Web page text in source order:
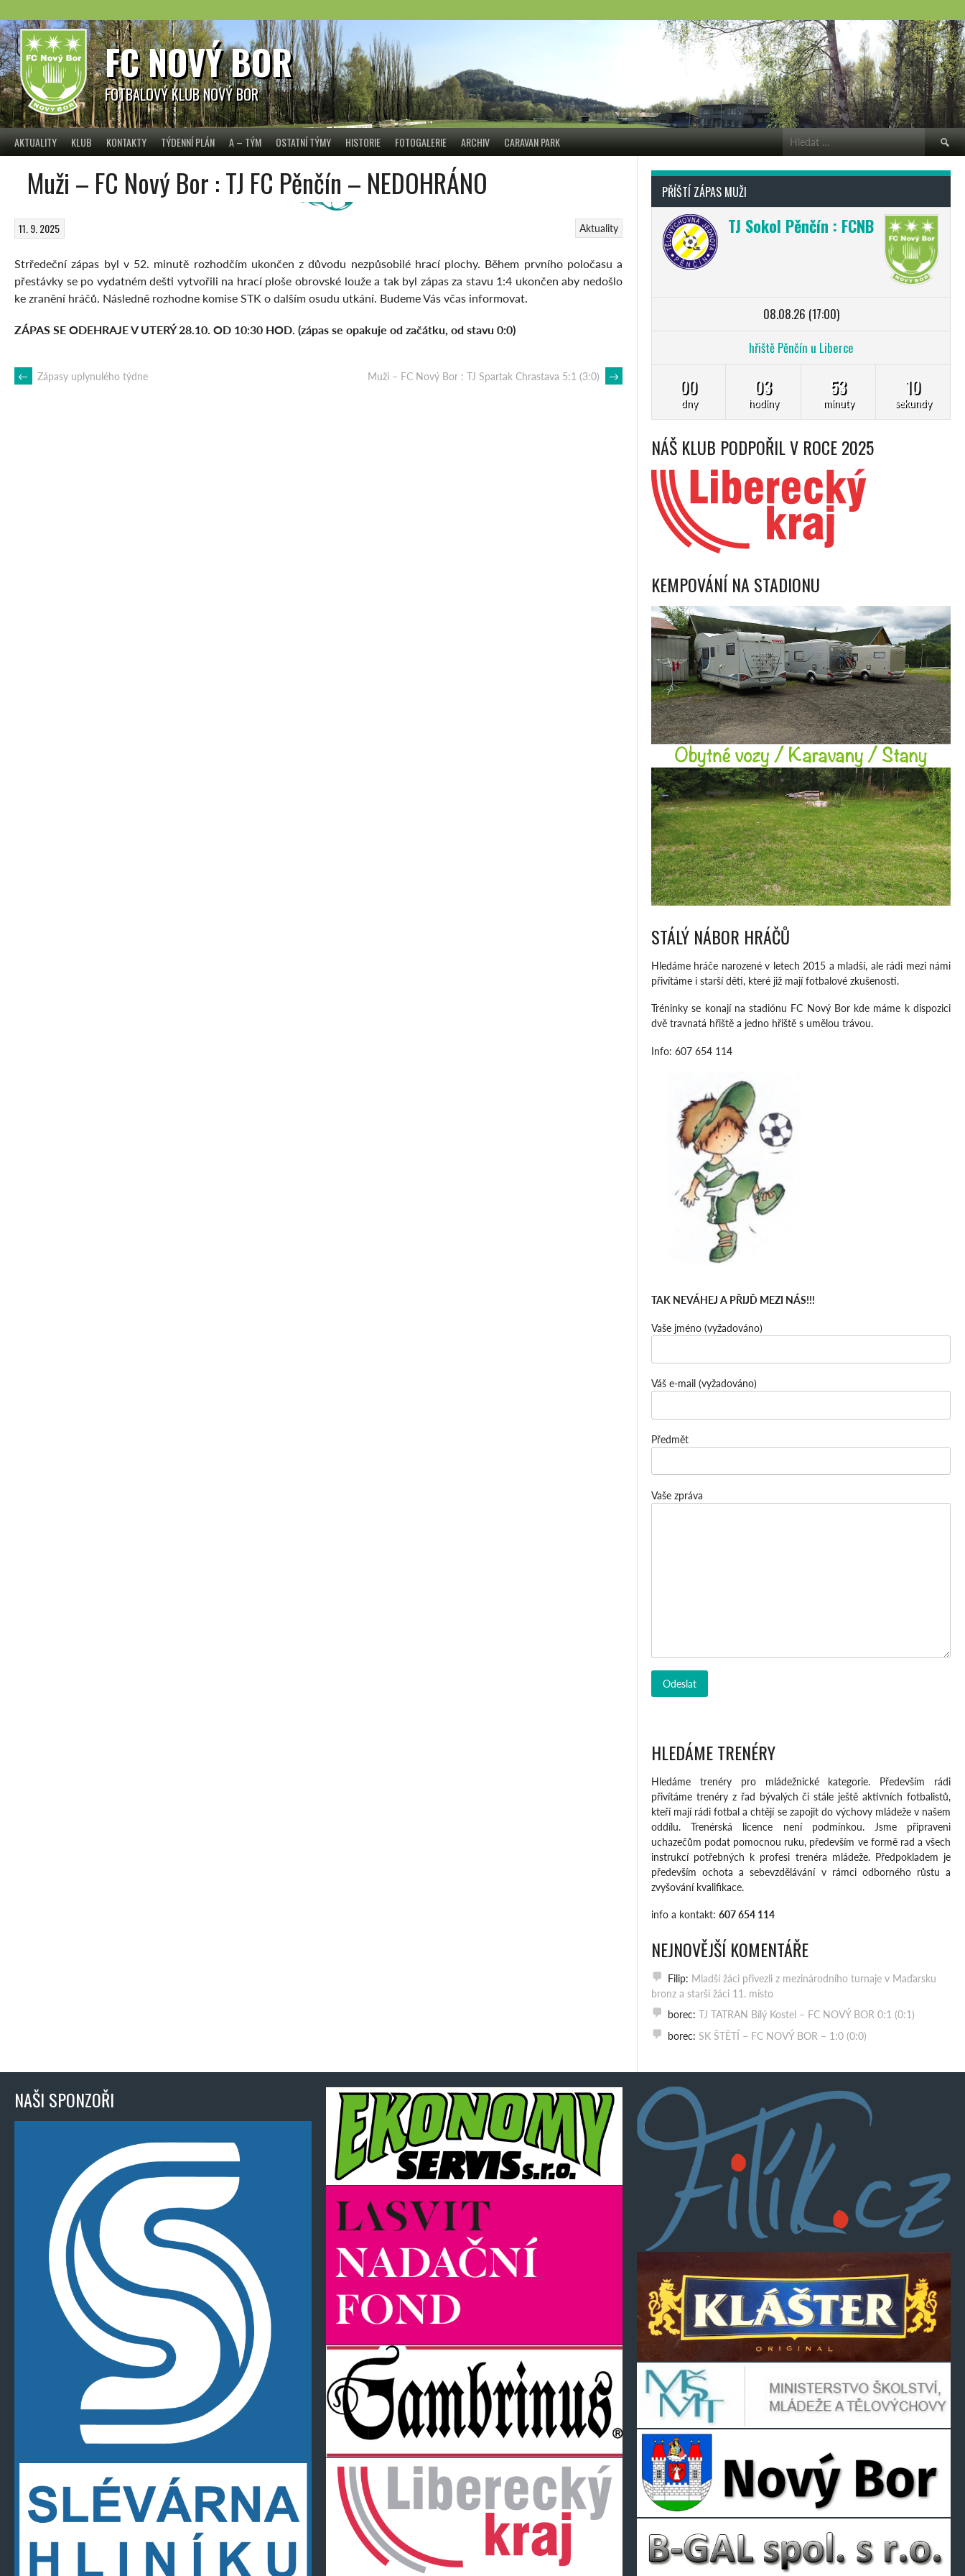
to
content
FC NOVÝ BOR
FOTBALOVÝ KLUB NOVÝ BOR
AKTUALITY KLUB KONTAKTY TÝDENNÍ PLÁN A – TÝM OSTATNÍ TÝMY HISTORIE FOTOGALERIE ARCHIV CARAVAN PARK
Muži – FC Nový Bor : TJ FC Pěnčín – NEDOHRÁNO
Aktuality
11. 9. 2025
Strředeční zápas byl v 52. minutě rozhodčím ukončen z důvodu nezpůsobilé hrací plochy. Během prvního poločasu a
přestávky se po vydatném dešti vytvořili na hrací ploše obrovské louže a tak byl zápas za stavu 1:4 ukončen aby nedošlo
ke zranění hráčů. Následně rozhodne komise STK o dalším osudu utkání. Budeme Vás včas informovat.
ZÁPAS SE ODEHRAJE V UTERÝ 28.10. OD 10:30 HOD. (zápas se opakuje od začátku, od stavu 0:0)
POST
← Zápasy uplynulého týdne Muži – FC Nový Bor : TJ Spartak Chrastava 5:1 (3:0) →
PŘÍŠTÍ ZÁPAS MUŽI
TJ Sokol Pěnčín : FCNB
08.08.26 (17:00)
hřiště Pěnčín u Liberce
00
dny
03
hodiny
53
minuty
08
sekundy
NÁŠ KLUB PODPOŘIL V ROCE 2025
KEMPOVÁNÍ NA STADIONU
STÁLÝ NÁBOR HRÁČŮ
Hledáme hráče narozené v letech 2015 a mladší, ale rádi mezi námi
přivítáme i starší děti, které již mají fotbalové zkušenosti.
Tréninky se konají na stadiónu FC Nový Bor kde máme k dispozici
dvě travnatá hřiště a jedno hřiště s umělou trávou.
Info: 607 654 114
TAK NEVÁHEJ A PŘIJĎ MEZI NÁS!!!
Vaše jméno (vyžadováno)
Váš e-mail (vyžadováno)
Předmět
Vaše zpráva
HLEDÁME TRENÉRY
Hledáme trenéry pro mládežnické kategorie. Především rádi
přivítáme trenéry z řad bývalých či stále ještě aktivních fotbalistů,
kteří mají rádi fotbal a chtějí se zapojit do výchovy mládeže v našem
oddílu. Trenérská licence není podmínkou. Jsme připraveni
uchazečům podat pomocnou ruku, především ve formě rad a všech
instrukcí potřebných k profesi trenéra mládeže. Předpokladem je
především ochota a sebevzdělávání v rámci odborného růstu a
zvyšování kvalifikace.
info a kontakt:607 654 114
NEJNOVĚJŠÍ KOMENTÁŘE
Filip: Mladší žáci přivezli z mezinárodního turnaje v Maďarsku
bronz a starší žáci 11. místo
borec: TJ TATRAN Bílý Kostel – FC NOVÝ BOR 0:1 (0:1)
borec: SK ŠTĚTÍ – FC NOVÝ BOR – 1:0 (0:0)
NAŠI SPONZOŘI